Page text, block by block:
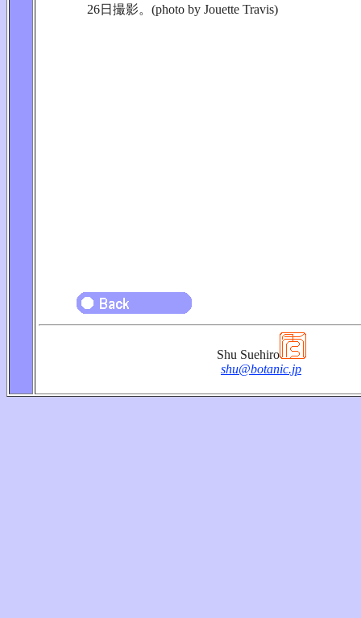
26日撮影。(photo by Jouette Travis)
Shu Suehiro
shu@botanic.jp